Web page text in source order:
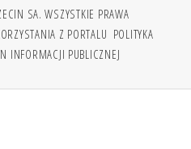
SA. WSZYSTKIE PRAWA
Z PORTALU POLITYKA
INFORMACJI PUBLICZNEJ